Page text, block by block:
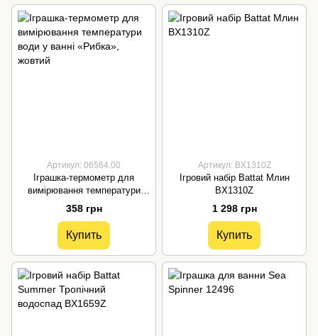
Артикул: 06564.00
Іграшка-термометр для
вимірювання температури
води у ванні «Рибка», жовтий
358 грн
Купить
Артикул: BX1310Z
Ігровий набір Battat Млин
BX1310Z
1 298 грн
Купить